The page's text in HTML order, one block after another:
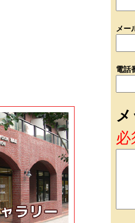
メー
電話
必